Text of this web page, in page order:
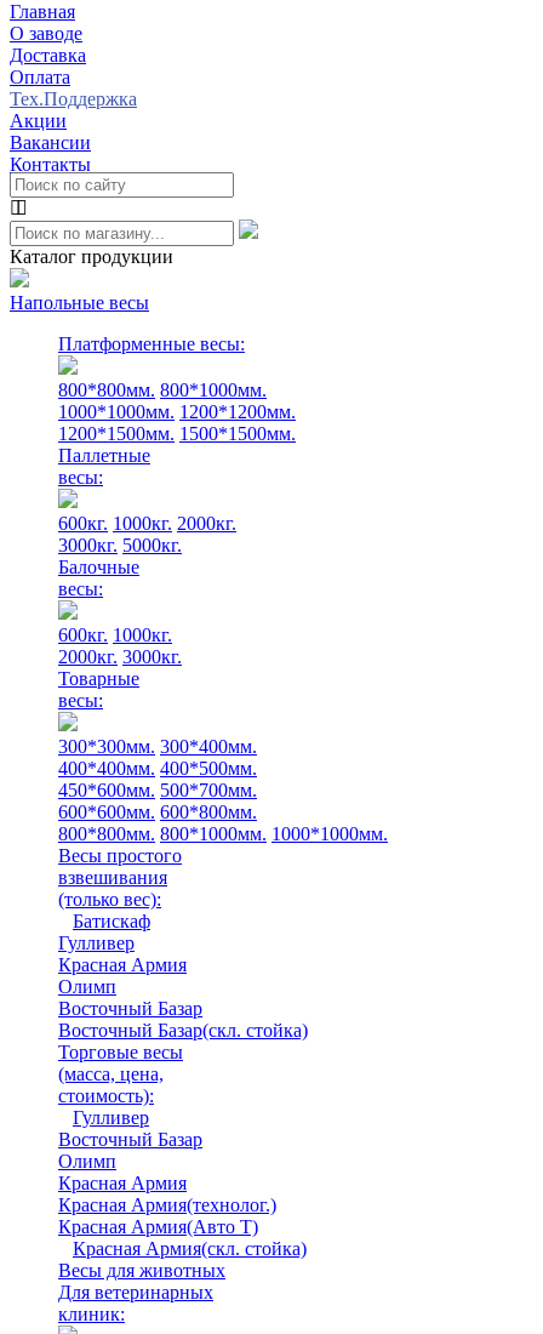
Главная
О заводе
Доставка
Оплата
Тех.Поддержка
Акции
Вакансии
Контакты
Каталог продукции
Напольные весы
Платформенные весы:
800*800мм. 800*1000мм.
1000*1000мм. 1200*1200мм.
1200*1500мм. 1500*1500мм.
Паллетные
весы:
600кг. 1000кг. 2000кг.
3000кг. 5000кг.
Балочные
весы:
600кг. 1000кг.
2000кг. 3000кг.
Товарные
весы:
300*300мм. 300*400мм.
400*400мм. 400*500мм.
450*600мм. 500*700мм.
600*600мм. 600*800мм.
800*800мм. 800*1000мм. 1000*1000мм.
Весы простого
взвешивания
(только вес):
Батискаф
Гулливер
Красная Армия
Олимп
Восточный Базар
Восточный Базар(скл. стойка)
Торговые весы
(масса, цена,
стоимость):
Гулливер
Восточный Базар
Олимп
Красная Армия
Красная Армия(технолог.)
Красная Армия(Авто Т)
Красная Армия(скл. стойка)
Весы для животных
Для ветеринарных
клиник: